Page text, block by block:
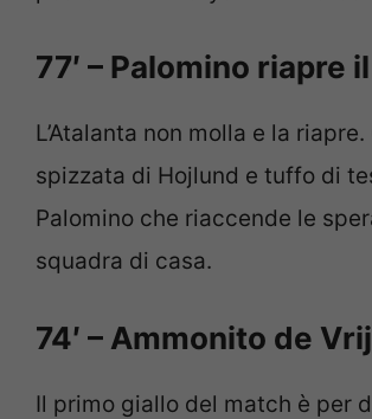
77′ – Palomino riapre
L’Atalanta non molla e la riapre.
spizzata di Hojlund e tuffo di
Palomino che riaccende le
squadra di casa.
74′ – Ammonito de Vrij
Il primo giallo del match è per